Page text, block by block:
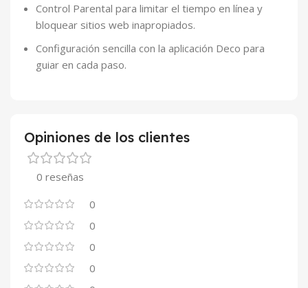
Control Parental para limitar el tiempo en línea y
bloquear sitios web inapropiados.
Configuración sencilla con la aplicación Deco para
guiar en cada paso.
Opiniones de los clientes
0 reseñas
0
0
0
0